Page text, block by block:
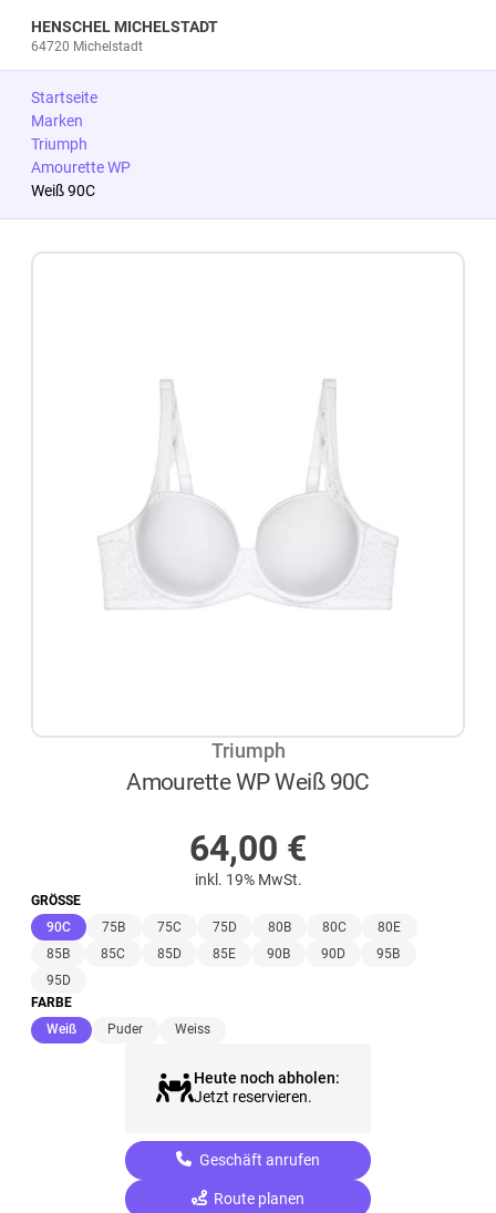
HENSCHEL MICHELSTADT
64720 Michelstadt
Startseite
Marken
Triumph
Amourette WP
Weiß 90C
Triumph
Amourette WP Weiß 90C
64,00 €
inkl. 19% MwSt.
GRÖSSE
90C(ausgewählt)
75B 75C 75D 80B 80C
80E
85B
85C 85D 85E 90B 90D
95B
95D
FARBE
Weiß(ausgewählt)
Puder Weiss
Heute noch abholen:
Jetzt reservieren.
Geschäft anrufen
Route planen